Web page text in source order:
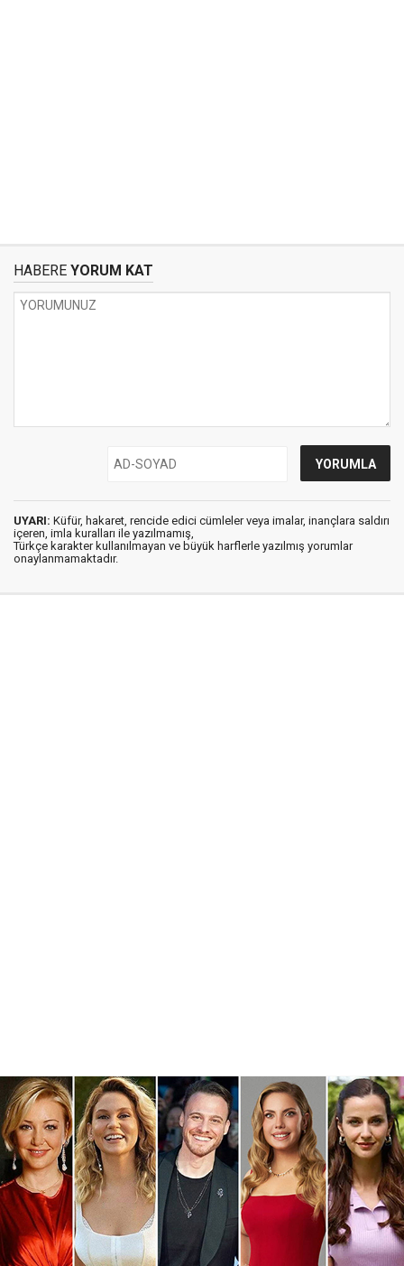
HABERE YORUM KAT
UYARI: Küfür, hakaret, rencide edici cümleler veya imalar, inançlara saldırı
içeren, imla kuralları ile yazılmamış,
Türkçe karakter kullanılmayan ve büyük harflerle yazılmış yorumlar
onaylanmamaktadır.